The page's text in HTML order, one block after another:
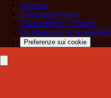
Archivio
Community Policy
Cookie Policy e Privacy
Dichiarazione di accessibilità
Preferenze sui cookie